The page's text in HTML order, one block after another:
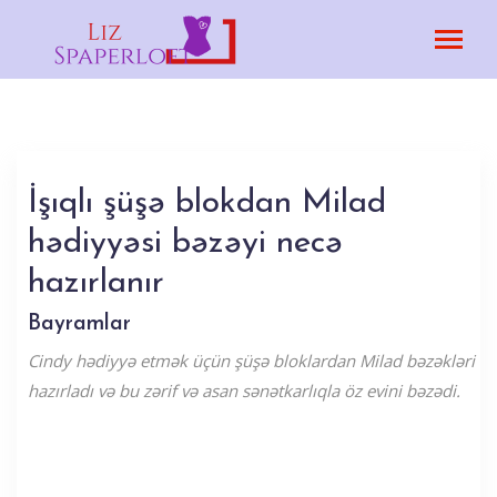
İşıqlı şüşə blokdan Milad
hədiyyəsi bəzəyi necə
hazırlanır
Bayramlar
Cindy hədiyyə etmək üçün şüşə bloklardan Milad bəzəkləri
hazırladı və bu zərif və asan sənətkarlıqla öz evini bəzədi.